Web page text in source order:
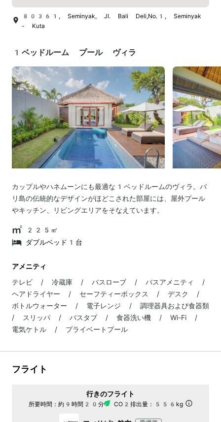
80361, Seminyak, Jl. Bali Deli,No.1, Seminyak
- Kuta
1ベッドルーム プール ヴィラ
カップルやハネムーンにも最適な1ベッドルームのヴィラ。バ
リ島の伝統的なデザインがほどこされた部屋には、屋外プール
やキッチン、リビングエリアをそなえています。
225㎡
ダブルベッド1台
アメニティ
テレビ / 冷蔵庫 / バスローブ / バスアメニティ /
ヘアドライヤー / セーフティーボックス / デスク /
ボトルウォーター / 電子レンジ / 調理器具および食器類
/ スリッパ / バスタブ / 食器洗い機 / Wi-Fi /
電気ケトル / プライベートプール
フライト
行きのフライト
所要時間： 約9時間20分 CO2排出量： 556kg